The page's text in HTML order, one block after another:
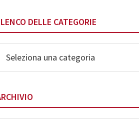
DELLE CATEGORIE
delle